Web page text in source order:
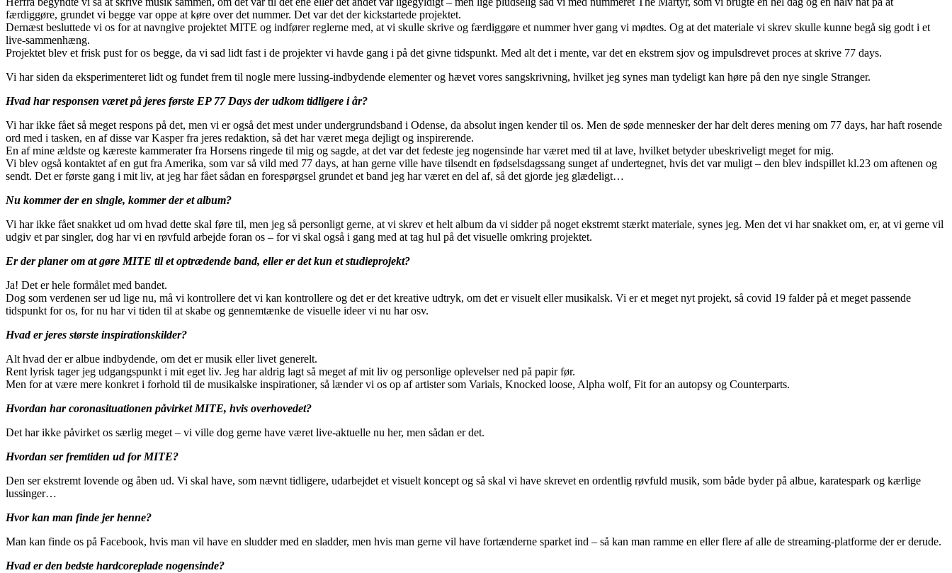
færdiggøre, grundet vi begge var oppe at køre over det nummer. Det var det der kickstartede projektet.
Dernæst besluttede vi os for at navngive projektet MITE og indfører reglerne med, at vi skulle skrive og færdiggøre et nummer hver gang vi mødtes. Og at det materiale vi skrev skulle kunne begå sig godt i et
live-sammenhæng.
Projektet blev et frisk pust for os begge, da vi sad lidt fast i de projekter vi havde gang i på det givne tidspunkt. Med alt det i mente, var det en ekstrem sjov og impulsdrevet proces at skrive 77 days.
Vi har siden da eksperimenteret lidt og fundet frem til nogle mere lussing-indbydende elementer og hævet vores sangskrivning, hvilket jeg synes man tydeligt kan høre på den nye single Stranger.
Hvad har responsen været på jeres første EP 77 Days der udkom tidligere i år?
Vi har ikke fået så meget respons på det, men vi er også det mest under undergrundsband i Odense, da absolut ingen kender til os. Men de søde mennesker der har delt deres mening om 77 days, har haft rosende
ord med i tasken, en af disse var Kasper fra jeres redaktion, så det har været mega dejligt og inspirerende.
En af mine ældste og kæreste kammerater fra Horsens ringede til mig og sagde, at det var det fedeste jeg nogensinde har været med til at lave, hvilket betyder ubeskriveligt meget for mig.
Vi blev også kontaktet af en gut fra Amerika, som var så vild med 77 days, at han gerne ville have tilsendt en fødselsdagssang sunget af undertegnet, hvis det var muligt – den blev indspillet kl.23 om aftenen og
sendt. Det er første gang i mit liv, at jeg har fået sådan en forespørgsel grundet et band jeg har været en del af, så det gjorde jeg glædeligt…
Nu kommer der en single, kommer der et album?
Vi har ikke fået snakket ud om hvad dette skal føre til, men jeg så personligt gerne, at vi skrev et helt album da vi sidder på noget ekstremt stærkt materiale, synes jeg. Men det vi har snakket om, er, at vi gerne vil
udgiv et par singler, dog har vi en røvfuld arbejde foran os – for vi skal også i gang med at tag hul på det visuelle omkring projektet.
Er der planer om at gøre MITE til et optrædende band, eller er det kun et studieprojekt?
Ja! Det er hele formålet med bandet.
Dog som verdenen ser ud lige nu, må vi kontrollere det vi kan kontrollere og det er det kreative udtryk, om det er visuelt eller musikalsk. Vi er et meget nyt projekt, så covid 19 falder på et meget passende
tidspunkt for os, for nu har vi tiden til at skabe og gennemtænke de visuelle ideer vi nu har osv.
Hvad er jeres største inspirationskilder?
Alt hvad der er albue indbydende, om det er musik eller livet generelt.
Rent lyrisk tager jeg udgangspunkt i mit eget liv. Jeg har aldrig lagt så meget af mit liv og personlige oplevelser ned på papir før.
Men for at være mere konkret i forhold til de musikalske inspirationer, så lænder vi os op af artister som Varials, Knocked loose, Alpha wolf, Fit for an autopsy og Counterparts.
Hvordan har coronasituationen påvirket MITE, hvis overhovedet?
Det har ikke påvirket os særlig meget – vi ville dog gerne have været live-aktuelle nu her, men sådan er det.
Hvordan ser fremtiden ud for MITE?
Den ser ekstremt lovende og åben ud. Vi skal have, som nævnt tidligere, udarbejdet et visuelt koncept og så skal vi have skrevet en ordentlig røvfuld musik, som både byder på albue, karatespark og kærlige
lussinger…
Hvor kan man finde jer henne?
Man kan finde os på Facebook, hvis man vil have en sludder med en sladder, men hvis man gerne vil have fortænderne sparket ind – så kan man ramme en eller flere af alle de streaming-platforme der er derude.
Hvad er den bedste hardcoreplade nogensinde?